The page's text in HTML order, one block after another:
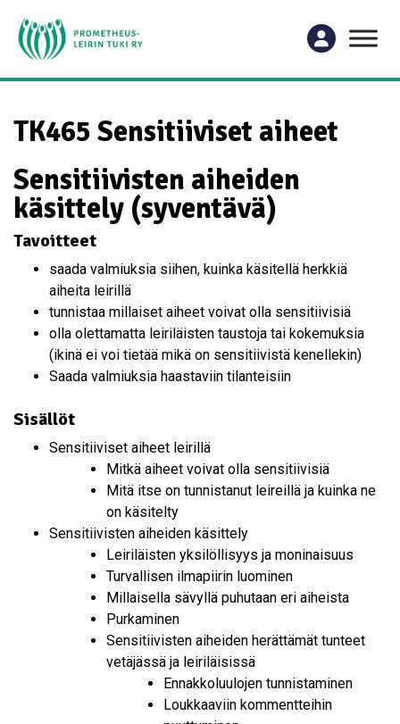
TK465 Sensitiiviset aiheet
Sensitiivisten aiheiden
käsittely (syventävä)
Tavoitteet
saada valmiuksia siihen, kuinka käsitellä herkkiä
aiheita leirillä
tunnistaa millaiset aiheet voivat olla sensitiivisiä
olla olettamatta leiriläisten taustoja tai kokemuksia
(ikinä ei voi tietää mikä on sensitiivistä kenellekin)
Saada valmiuksia haastaviin tilanteisiin
Sisällöt
Sensitiiviset aiheet leirillä
Mitkä aiheet voivat olla sensitiivisiä
Mitä itse on tunnistanut leireillä ja kuinka ne
on käsitelty
Sensitiivisten aiheiden käsittely
Leiriläisten yksilöllisyys ja moninaisuus
Turvallisen ilmapiirin luominen
Millaisella sävyllä puhutaan eri aiheista
Purkaminen
Sensitiivisten aiheiden herättämät tunteet
vetäjässä ja leiriläisissä
Ennakkoluulojen tunnistaminen
Loukkaaviin kommentteihin